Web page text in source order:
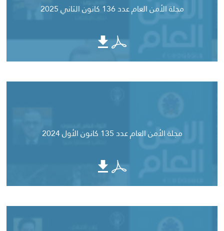
مجلة الأمن العام عدد 136 كانون الثاني 2025
مجلة الأمن العام عدد 135 كانون الأول 2024